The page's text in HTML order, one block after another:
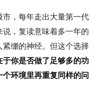
市，每年走出大量第一代
，复读意味着多一年的
绷的神经。但这个选择
于你是否做了足够多的功
环境里再重复同样的问